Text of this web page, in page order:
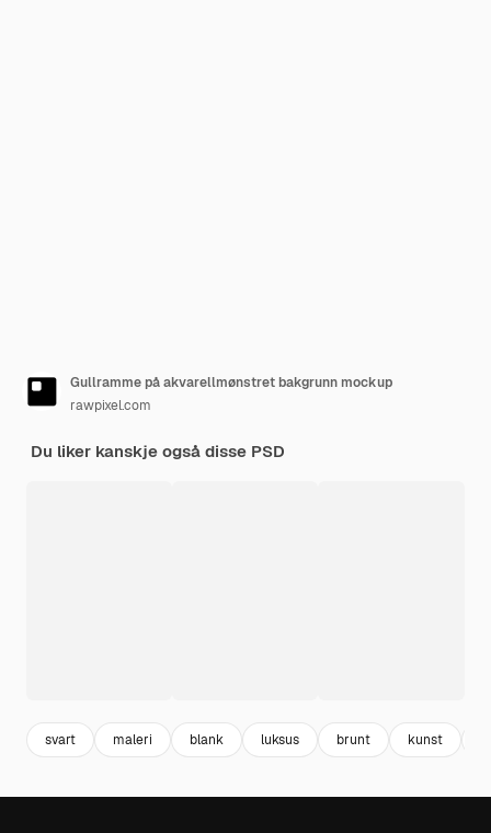
Gullramme på akvarellmønstret bakgrunn mockup
rawpixel.com
Du liker kanskje også disse PSD
svart maleri blank luksus brunt kunst